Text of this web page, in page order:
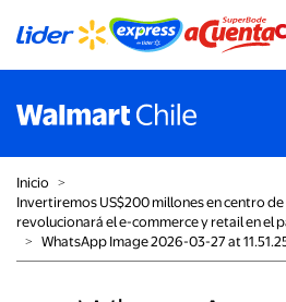
Inicio ˃
Invertiremos US$200 millones en centro
revolucionará el e-commerce y retail en el
˃ WhatsApp Image 2026-03-27 at